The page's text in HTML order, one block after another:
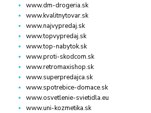
www.dm-drogeria.sk
www.kvalitnytovar.sk
www.najvypredaj.sk
www.topvypredaj.sk
www.top-nabytok.sk
www.proti-skodcom.sk
www.retromaxishop.sk
www.superpredajca.sk
www.spotrebice-domace.sk
www.osvetlenie-svietidla.eu
www.uni-kozmetika.sk